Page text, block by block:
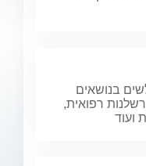
בנושאים
רפואית,
ועוד